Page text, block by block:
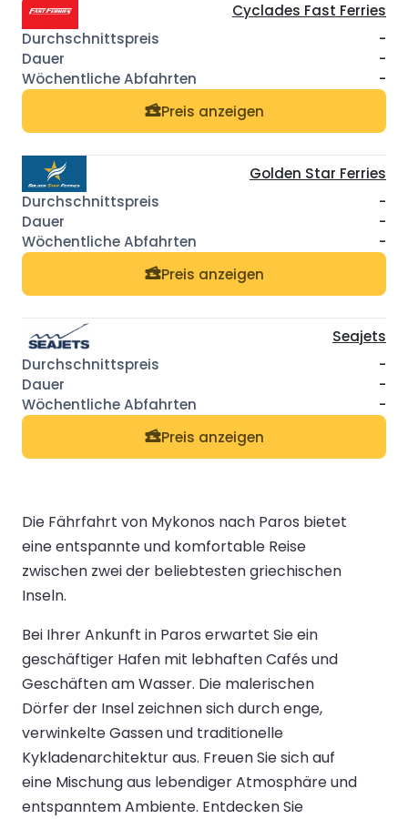
Cyclades Fast Ferries
-
-
-
Preis anzeigen
Golden Star Ferries
-
-
-
Preis anzeigen
Seajets
-
-
-
Preis anzeigen
Die Fährfahrt von Mykonos nach Paros bietet
eine entspannte und komfortable Reise
zwischen zwei der beliebtesten griechischen
Inseln.
Bei Ihrer Ankunft in Paros erwartet Sie ein
geschäftiger Hafen mit lebhaften Cafés und
Geschäften am Wasser. Die malerischen
Dörfer der Insel zeichnen sich durch enge,
verwinkelte Gassen und traditionelle
Kykladenarchitektur aus. Freuen Sie sich auf
eine Mischung aus lebendiger Atmosphäre und
entspanntem Ambiente. Entdecken Sie